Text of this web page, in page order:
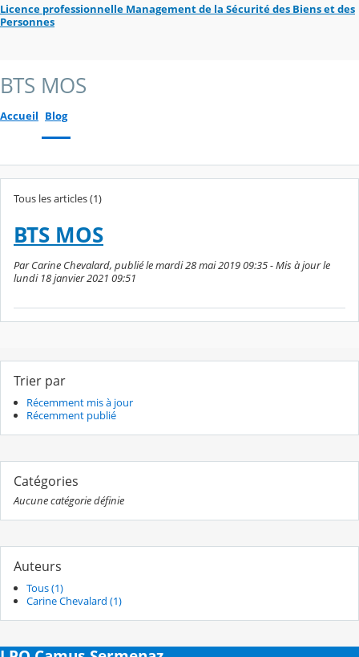
Licence professionnelle Management de la Sécurité des Biens et des
Personnes
BTS MOS
Accueil Blog
Tous les articles (1)
BTS MOS
Par Carine Chevalard, publié le mardi 28 mai 2019 09:35 - Mis à jour le
lundi 18 janvier 2021 09:51
Trier par
Récemment mis à jour
Récemment publié
Catégories
Aucune catégorie définie
Auteurs
Tous (1)
Carine Chevalard (1)